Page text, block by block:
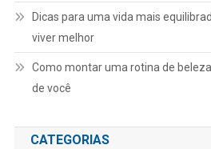
Dicas para uma vida mais
viver melhor
Como montar uma rotina de
de você
CATEGORIAS